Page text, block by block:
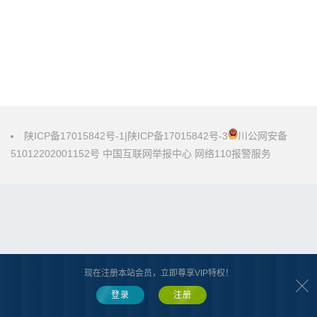
陕ICP备17015842号-1 |陕ICP备17015842号-3
川公网安备
51012202001152号 中国互联网举报中心 网络110报警服务
现在注册本站会员，立即尊享VIP特权！
登录 注册